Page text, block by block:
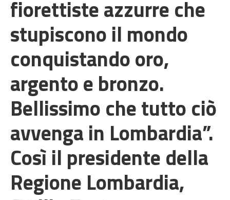
fiorettiste azzurre che
stupiscono il mondo
conquistando oro,
argento e bronzo.
Bellissimo che tutto ciò
avvenga in Lombardia”.
Così il presidente della
Regione Lombardia,